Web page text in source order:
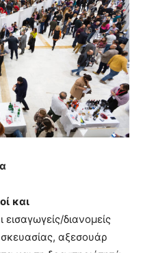
και
διανομείς
αξεσουάρ